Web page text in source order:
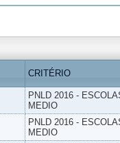
CRITÉRIO
PNLD 2016 -
MEDIO
PNLD 2016 -
MEDIO